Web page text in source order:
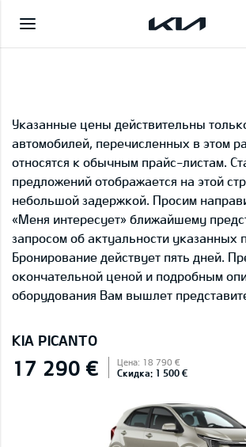
Указанные цены действительны
автомобилей, перечисленных в этом
относятся к обычным прайс-листам.
предложений отображается на этой
небольшой задержкой. Просим
«Меня интересует» ближайшему
запросом об актуальности указанных
Бронирование действует пять дней.
окончательной ценой и подробным
оборудования Вам вышлет
KIA PICANTO
17 290 € Цена: 18 790 €
Скидка: 1 500 €